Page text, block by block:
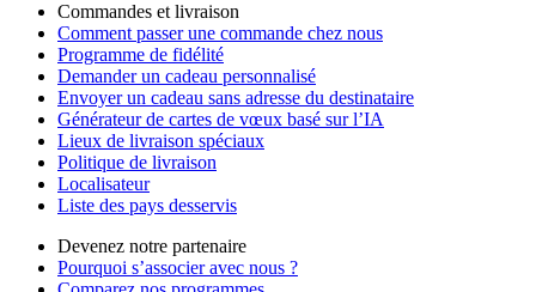
Commandes et livraison
Comment passer une commande chez nous
Programme de fidélité
Demander un cadeau personnalisé
Envoyer un cadeau sans adresse du destinataire
Générateur de cartes de vœux basé sur l’IA
Lieux de livraison spéciaux
Politique de livraison
Localisateur
Liste des pays desservis
Devenez notre partenaire
Pourquoi s’associer avec nous ?